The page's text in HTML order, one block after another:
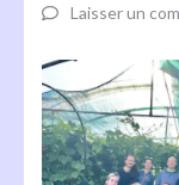
Laisser un